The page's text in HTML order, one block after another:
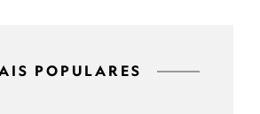
POPULARES